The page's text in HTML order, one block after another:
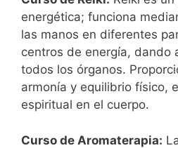
energética; funciona
las manos en diferentes
centros de energía, dando
todos los órganos.
armonía y equilibrio físico,
espiritual en el cuerpo.
Curso de Aromaterapia: